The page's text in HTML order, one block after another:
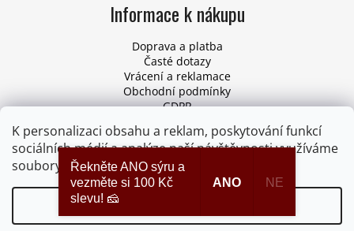
K personalizaci obsahu a reklam, poskytování funkcí
sociálních médií a analýze naší návštěvnosti využíváme
soubory cookies. Více informací
Informace k nákupu
Doprava a platba
Časté dotazy
Vrácení a reklamace
Obchodní podmínky
GDPR
Odstoupení od smlouvy
Vytvořil Shoptet
Řekněte ANO sýru a
vezměte si 100 Kč
slevu! 🧀
ANO NE